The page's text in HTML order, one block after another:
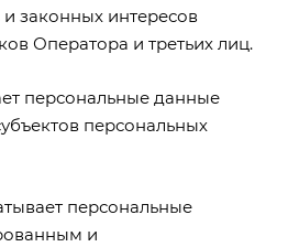
законных интересов
Оператора и третьих лиц.
персональные данные
персональных
персональные
и